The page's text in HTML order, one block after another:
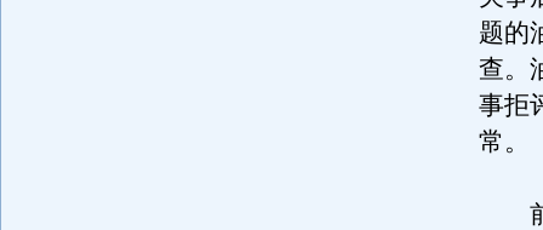
题的
查。
事拒
常。
前